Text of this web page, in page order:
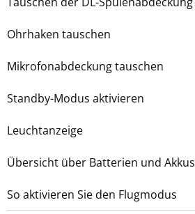
Ohrhaken tauschen
Mikrofonabdeckung tauschen
Standby-Modus aktivieren
Leuchtanzeige
Übersicht über Batterien und Akkus
So aktivieren Sie den Flugmodus